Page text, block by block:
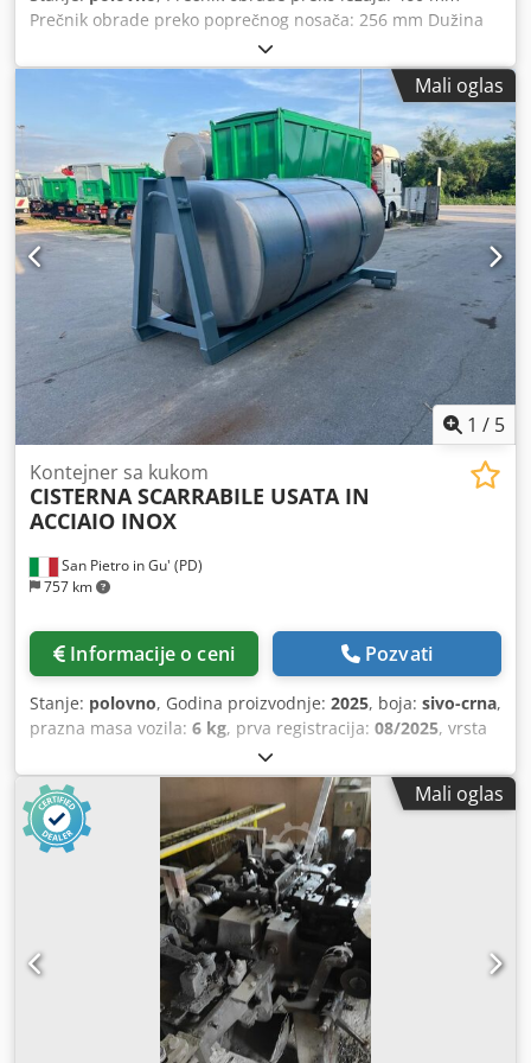
Prečnik obrade preko poprečnog nosača: 256 mm Dužina
obrade: 1250 mm Razmak između centara: 1250 mm Visina
centara: 230 mm Provrt vretena: 55 mm Broj obrtaja
vretena: 35 - 1800 o/min Csdpfxjxwp Ebe An Horf Težina
mašine: cca 2,7 t Dimenzije mašine D x Š x V: 2,75 x 1,20 x
1,42 m Oprema: Tročeljusna glava Ø250 mm, MULTIFIX
glava sa 3 umeci, fiksna luneta
Mali oglas
1 / 5
San Pietro in Gu' (PD)
757 km
Kontejner sa kukom
CISTERNA SCARRABILE USATA IN
ACCIAIO INOX
Informacije o ceni Pozvati
Stanje: polovno, Godina proizvodnje: 2025, boja: sivo-crna,
prazna masa vozila: 6 kg, prva registracija: 08/2025, vrsta
mehanički
SNADALJIVA CISTERNA OD NERĐAJUĆEG ČELIKA,
IZOLIRANA, JEDNODJELNA, BIVŠI REZERVAR ZA MLEKO REF:
25-U-102 TIP: inox cisterna DIMENZIJE: UKUPNA SPOLJNA
DUŽINA: 3,70 m UKUPNA SPOLJNA ŠIRINA: 2,10 m Crjdpfx
Anow Tfkms Hsf UKUPNA DUŽINA CISTERNE: 3,05 m
UKUPNA ŠIRINA CISTERNE: 1,85 m VISINA CISTERNE: 1,40
m UKUPNI ZAPREMINA CISTERNE: 6.000 litara TEŽINA:
1.070 kg BOJA: inox (čelik) Uz mogućnost greške i/ili
propusta. Navedene cene su bez PDV-a. Molimo vas da
kontaktirate komercijalu radi ažurirane ponude cena i
uslova. Za više informacija: Loris: 3484773001 URL:
#glispecialistidelloscarrabile SCARRABILI AURORA deluje u
Mali oglas